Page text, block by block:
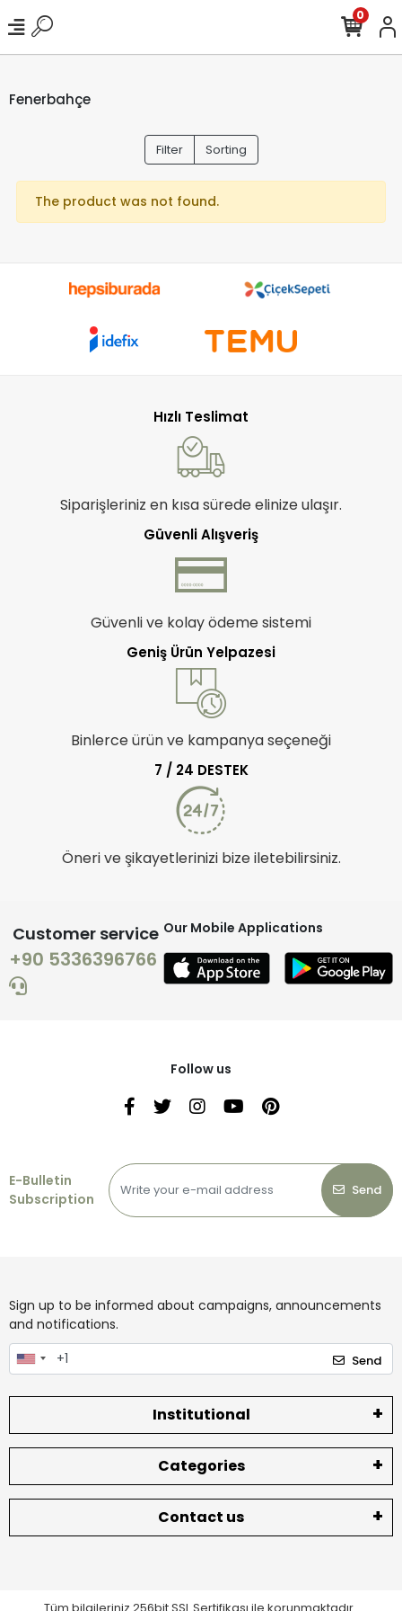
0
Fenerbahçe
Filter Sorting
The product was not found.
Hızlı Teslimat
Siparişleriniz en kısa sürede elinize ulaşır.
Güvenli Alışveriş
Güvenli ve kolay ödeme sistemi
Geniş Ürün Yelpazesi
Binlerce ürün ve kampanya seçeneği
7 / 24 DESTEK
Öneri ve şikayetlerinizi bize iletebilirsiniz.
Customer service
+90 5336396766
Our Mobile Applications
Follow us
E-Bulletin
Subscription
Send
Sign up to be informed about campaigns, announcements
and notifications.
Send
Institutional
Categories
Contact us